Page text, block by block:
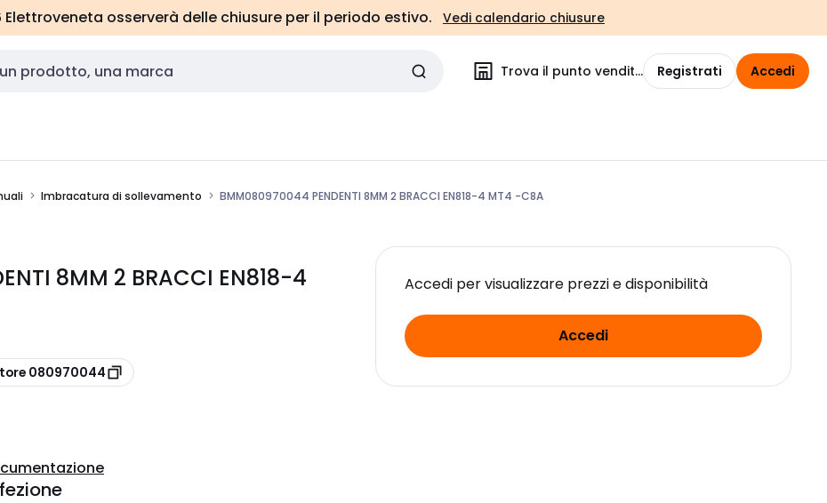
osserverà delle chiusure per il periodo estivo. Vedi calendario chiusure
Trova il punto vendita Registrati Accedi
Imbracatura di sollevamento BMM080970044 PENDENTI 8MM 2 BRACCI EN818-4 MT4 -C8A
8MM 2 BRACCI EN818-4
080970044
Accedi per visualizzare prezzi e disponibilità
Accedi